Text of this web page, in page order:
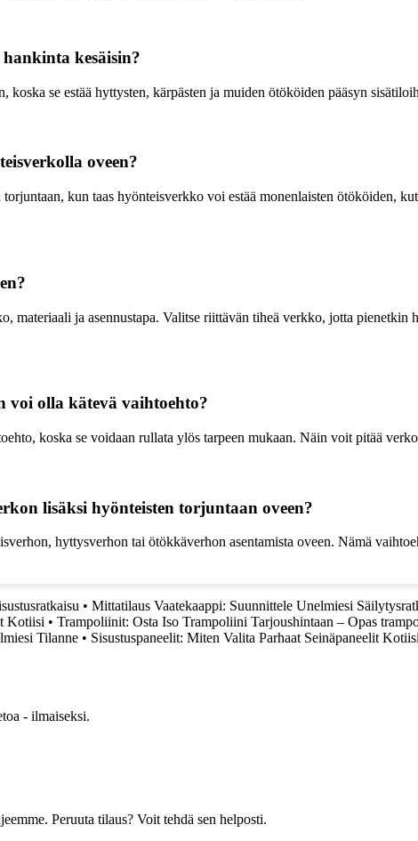
kesäisin?
koska se estää hyttysten, kärpästen ja muiden ötököiden pääsyn
oveen?
kun taas hyönteisverkko voi estää monenlaisten ötököiden,
materiaali ja asennustapa. Valitse riittävän tiheä verkko, jotta
olla kätevä vaihtoehto?
koska se voidaan rullata ylös tarpeen mukaan. Näin voit pitää
lisäksi hyönteisten torjuntaan oveen?
hyttysverhon tai ötökkäverhon asentamista oveen. Nämä
• Mittatilaus Vaatekaappi: Suunnittele Unelmiesi
Kotiisi • Trampoliinit: Osta Iso Trampoliini Tarjoushintaan – Opas
Tilanne • Sisustuspaneelit: Miten Valita Parhaat Seinäpaneelit
- ilmaiseksi.
Peruuta tilaus? Voit tehdä sen helposti.